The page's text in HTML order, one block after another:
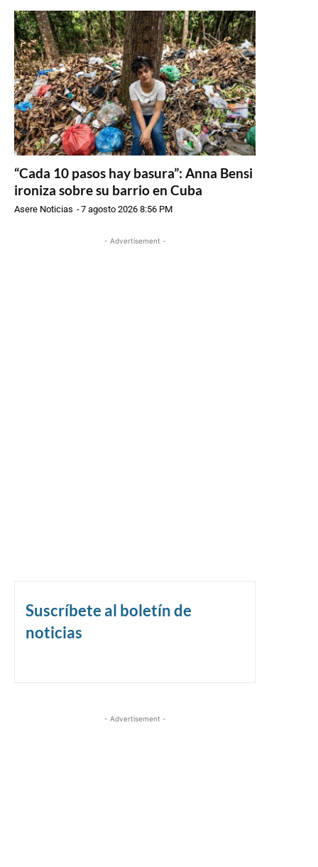
“Cada 10 pasos hay basura”: Anna Bensi
ironiza sobre su barrio en Cuba
Asere Noticias -7 agosto 2026 8:56 PM
- Advertisement -
Suscríbete al boletín de
noticias
- Advertisement -